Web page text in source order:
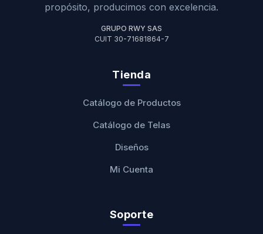
propósito, producimos con excelencia.
GRUPO RWY SAS
CUIT 30-71681864-7
Tienda
Catálogo de Productos
Catálogo de Telas
Diseños
Mi Cuenta
Soporte